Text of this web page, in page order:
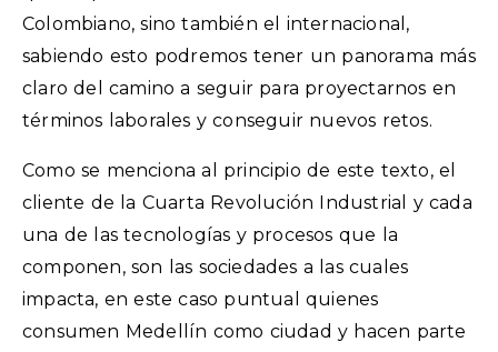
Colombiano, sino también el internacional,
sabiendo esto podremos tener un panorama más
claro del camino a seguir para proyectarnos en
términos laborales y conseguir nuevos retos.
Como se menciona al principio de este texto, el
cliente de la Cuarta Revolución Industrial y cada
una de las tecnologías y procesos que la
componen, son las sociedades a las cuales
impacta, en este caso puntual quienes
consumen Medellín como ciudad y hacen parte